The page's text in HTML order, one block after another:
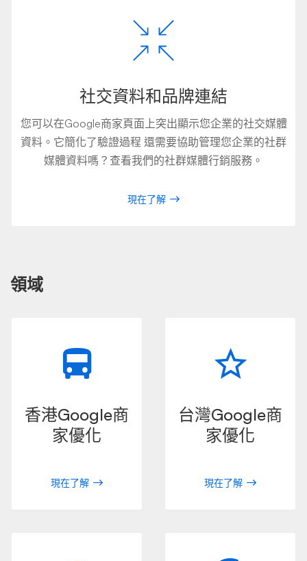
社交資料和品牌連結
您可以在Google商家頁面上突出顯示您企業的社交媒體
資料。它簡化了驗證過程 還需要協助管理您企業的社群
媒體資料嗎？查看我們的社群媒體行銷服務。
現在了解
領域
香港Google商
家優化
現在了解
台灣Google商
家優化
現在了解